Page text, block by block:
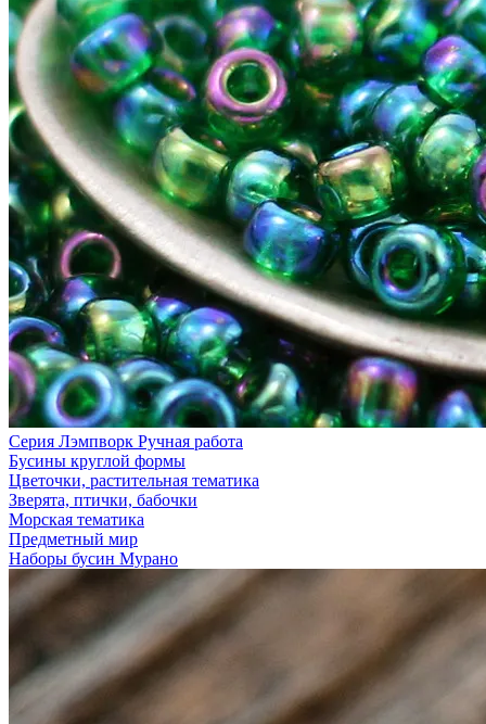
Серия Лэмпворк Ручная работа
Бусины круглой формы
Цветочки, растительная тематика
Зверята, птички, бабочки
Морская тематика
Предметный мир
Наборы бусин Мурано